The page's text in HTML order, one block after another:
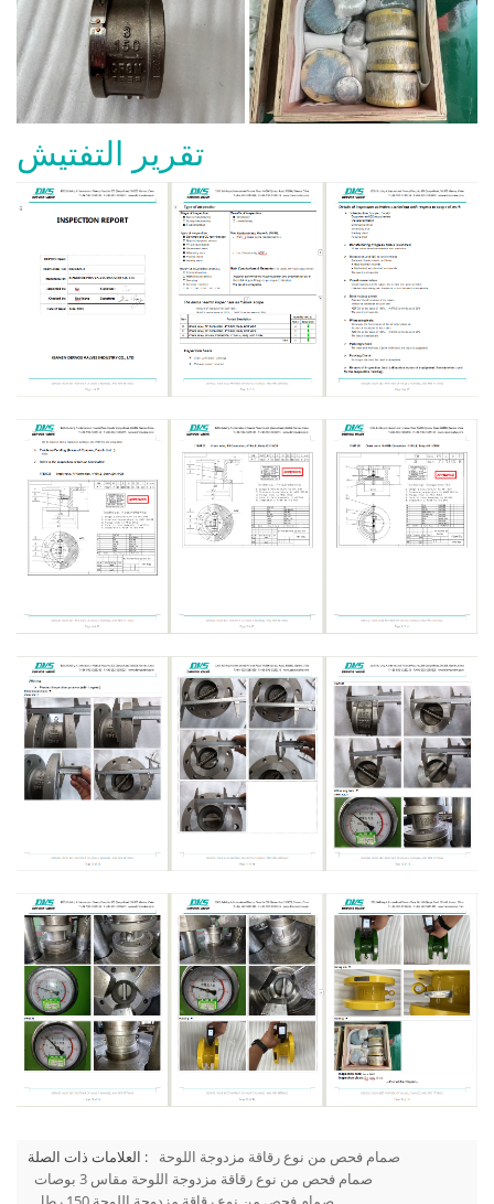
تقرير التفتيش
العلامات ذات الصلة :
صمام فحص من نوع رقاقة مزدوجة اللوحة
صمام فحص من نوع رقاقة مزدوجة اللوحة مقاس 3 بوصات